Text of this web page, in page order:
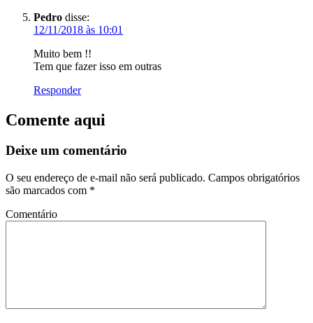
Pedro disse:
12/11/2018 às 10:01
Muito bem !!
Tem que fazer isso em outras
Responder
Comente aqui
Deixe um comentário
O seu endereço de e-mail não será publicado. Campos obrigatórios
são marcados com *
Comentário